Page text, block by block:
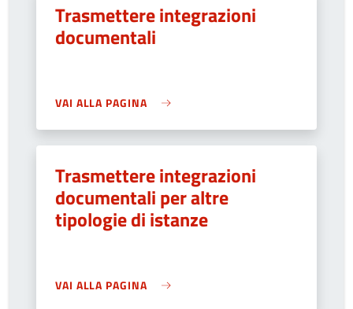
Trasmettere integrazioni
documentali
VAI ALLA PAGINA
Trasmettere integrazioni
documentali per altre
tipologie di istanze
VAI ALLA PAGINA